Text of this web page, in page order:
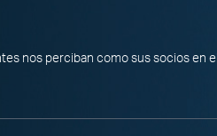
nos perciban como sus socios en el